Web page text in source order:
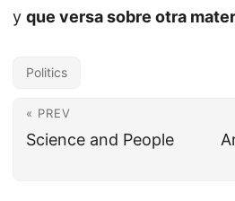
y que versa sobre otra
Politics
« PREV
Science and People